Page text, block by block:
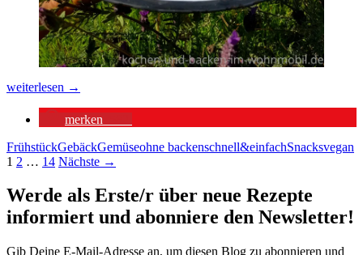
Carrot
Energy
oder
Karottenkugeln
weiterlesen →
merken
FrühstückGebäckGemüseohne backenschnell&einfachSnacksvegan
Beitragsnavigation
1 2 … 14 Nächste →
Werde als Erste/r über neue Rezepte
informiert und abonniere den Newsletter!
Gib Deine E-Mail-Adresse an, um diesen Blog zu abonnieren und